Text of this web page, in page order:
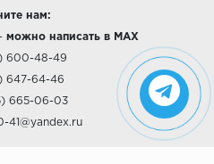
нам:
можно написать в MAX
600-48-49
647-64-46
665-06-03
41@yandex.ru